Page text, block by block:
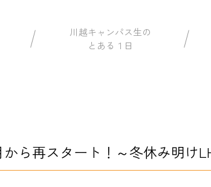
川越キャンパス生の
とある１日
ら再スタート！～冬休み明け